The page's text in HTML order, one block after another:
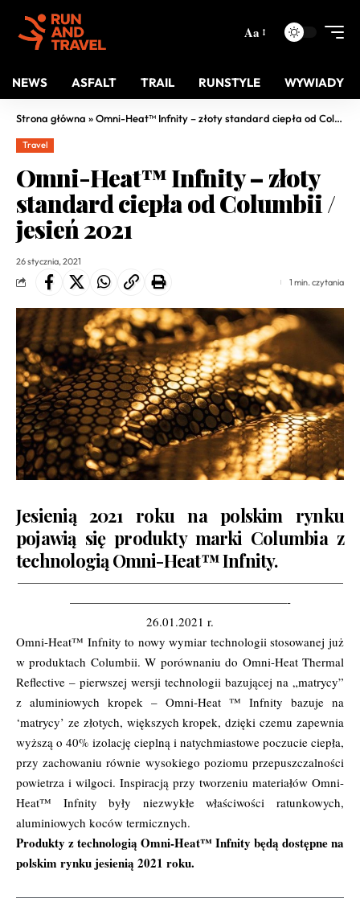
Aa
NEWS ASFALT TRAIL RUNSTYLE WYWIADY
Strona główna »Omni-Heat™ Infnity – złoty standard ciepła od Columbii / jesień 2021
Travel
Omni-Heat™ Infnity – złoty
standard ciepła od Columbii /
jesień 2021
26 stycznia, 2021
1 min. czytania
Jesienią 2021 roku na polskim rynku
pojawią się produkty marki Columbia z
technologią Omni-Heat™ Infnity.
———————————————————————————
——————————————————-
26.01.2021 r.
Omni-Heat™ Infnity to nowy wymiar technologii stosowanej już
w produktach Columbii. W porównaniu do Omni-Heat Thermal
Reflective – pierwszej wersji technologii bazującej na „matrycy”
z aluminiowych kropek – Omni-Heat ™ Infnity bazuje na
‘matrycy’ ze złotych, większych kropek, dzięki czemu zapewnia
wyższą o 40% izolację cieplną i natychmiastowe poczucie ciepła,
przy zachowaniu równie wysokiego poziomu przepuszczalności
powietrza i wilgoci. Inspiracją przy tworzeniu materiałów Omni-
Heat™ Infnity były niezwykłe właściwości ratunkowych,
aluminiowych koców termicznych.
Produkty z technologią Omni-Heat™ Infnity będą dostępne na
polskim rynku jesienią 2021 roku.